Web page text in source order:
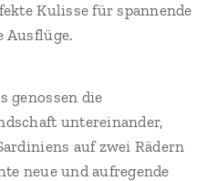
Kulisse für spannende
Ausflüge.
genossen die
untereinander,
auf zwei Rädern
neue und aufregende